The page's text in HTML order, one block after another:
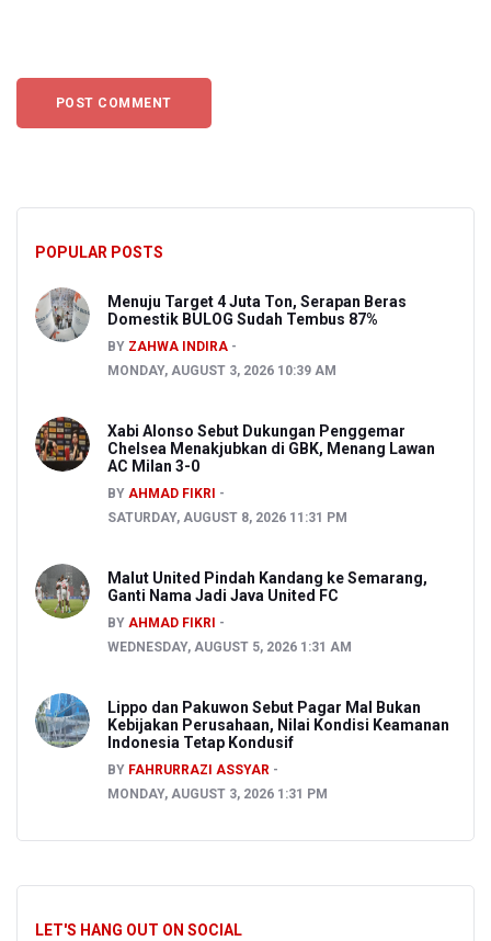
POPULAR POSTS
Menuju Target 4 Juta Ton, Serapan Beras
Domestik BULOG Sudah Tembus 87%
BY ZAHWA INDIRA
MONDAY, AUGUST 3, 2026 10:39 AM
Xabi Alonso Sebut Dukungan Penggemar
Chelsea Menakjubkan di GBK, Menang Lawan
AC Milan 3-0
BY AHMAD FIKRI
SATURDAY, AUGUST 8, 2026 11:31 PM
Malut United Pindah Kandang ke Semarang,
Ganti Nama Jadi Java United FC
BY AHMAD FIKRI
WEDNESDAY, AUGUST 5, 2026 1:31 AM
Lippo dan Pakuwon Sebut Pagar Mal Bukan
Kebijakan Perusahaan, Nilai Kondisi Keamanan
Indonesia Tetap Kondusif
BY FAHRURRAZI ASSYAR
MONDAY, AUGUST 3, 2026 1:31 PM
LET'S HANG OUT ON SOCIAL